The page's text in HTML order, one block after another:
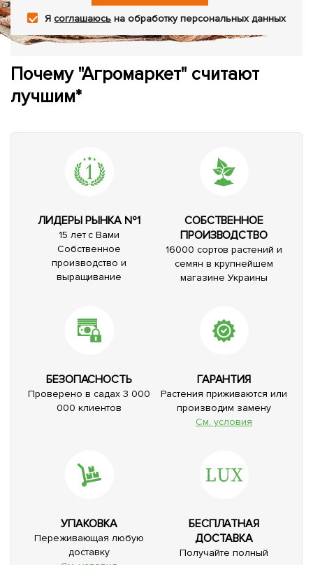
Ясоглашаюсь на обработку персональных данных
Почему "Агромаркет" считают
лучшим*
ЛИДЕРЫ РЫНКА №1
15 лет с Вами
Собственное
производство и
выращивание
СОБСТВЕННОЕ
ПРОИЗВОДСТВО
16000 сортов растений и
семян в крупнейшем
магазине Украины
БЕЗОПАСНОСТЬ
Проверено в садах 3 000
000 клиентов
ГАРАНТИЯ
Растения приживаются или
производим замену
См. условия
УПАКОВКА
Переживающая любую
доставку
БЕСПЛАТНАЯ
ДОСТАВКА
Получайте полный